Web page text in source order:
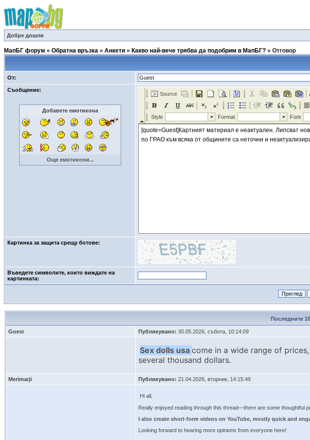
Добре дошли
МапБГ форум » Обратна връзка » Анкети » Какво най-вече трябва да подобрим в МапБГ? » Отговор
От:
Съобщение:
Добавете емотикона
Още емотикони...
Картинка за защита срещу ботове:
Въведете символите, които виждате на
картинката: